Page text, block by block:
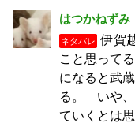
はつかねずみ
ネタバレ
伊賀
こと思って
になると武
る。 いや、
ていくとは